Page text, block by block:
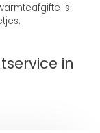
is
in